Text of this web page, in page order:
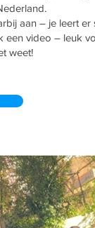
aan – je leert er
een video – leuk
weet!